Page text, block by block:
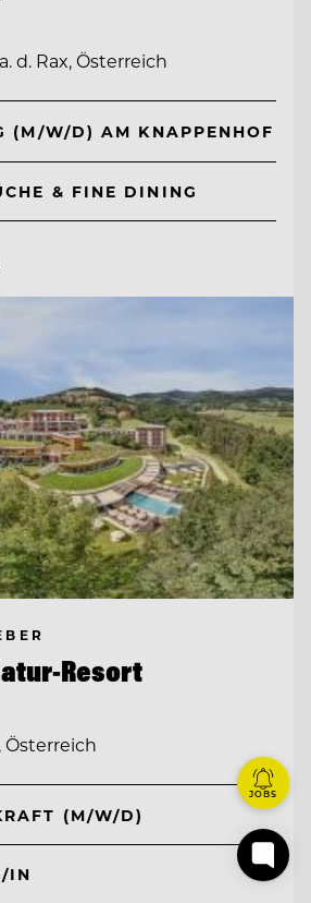
d. Rax, Österreich
(M/W/D) AM KNAPPENHOF
& FINE DINING
Resort
Österreich
(M/W/D)
IN
JOBS